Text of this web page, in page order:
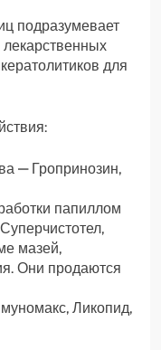
подразумевает
для
— Гропринозин,
папиллом
мазей,
Они продаются
Ликопид,